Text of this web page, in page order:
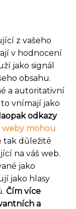
z vašeho
v hodnocení
jako signál
obsahu.
a autoritativní
vnímají jako
odkazy
weby mohou
tak důležité
na váš web.
jako
jako hlasy
Čím více
a